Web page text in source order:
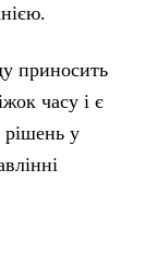
приносить
часу і є
рішень у